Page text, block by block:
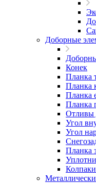
Доборные
Конек
Планка
Планка
Планка
Планка
Отливы
Угол
Угол
Планка
Колпаки